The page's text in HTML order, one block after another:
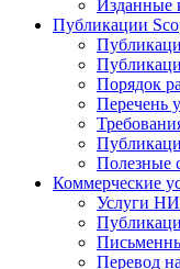
Изданные
Публикации
Порядок
Перечень
Полезные
Коммерческие
Услуги
Перевод